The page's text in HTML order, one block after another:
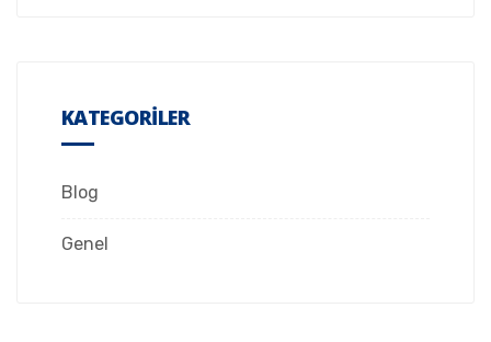
KATEGORILER
Blog
Genel